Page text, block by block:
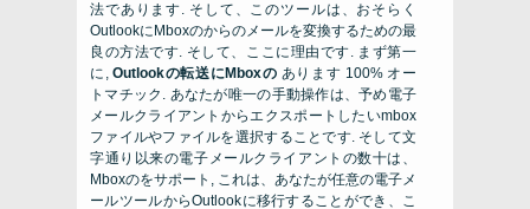
法であります. そして、このツールは、おそらく
OutlookにMboxのからのメールを変換するための最
良の方法です. そして、ここに理由です. まず第一
に,Outlookの転送にMboxの あります 100% オー
トマチック. あなたが唯一の手動操作は、予め電子
メールクライアントからエクスポートしたいmbox
ファイルやファイルを選択することです. そして文
字通り以来の電子メールクライアントの数十は、
Mboxのをサポート, これは、あなたが任意の電子メ
ールツールからOutlookに移行することができ、こ